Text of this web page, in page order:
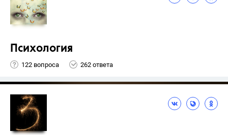
Психология
122 вопроса 262 ответа